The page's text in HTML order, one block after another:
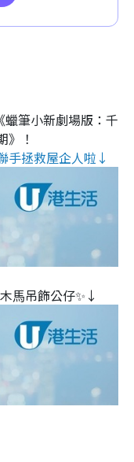
蠟筆小新劇場版：千
》！
手拯救屋企人啦↓
⾺吊飾公仔✨↓